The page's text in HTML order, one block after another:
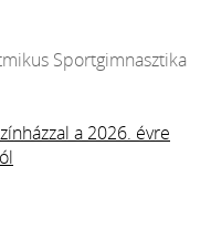
Sportgimnasztika
a 2026. évre